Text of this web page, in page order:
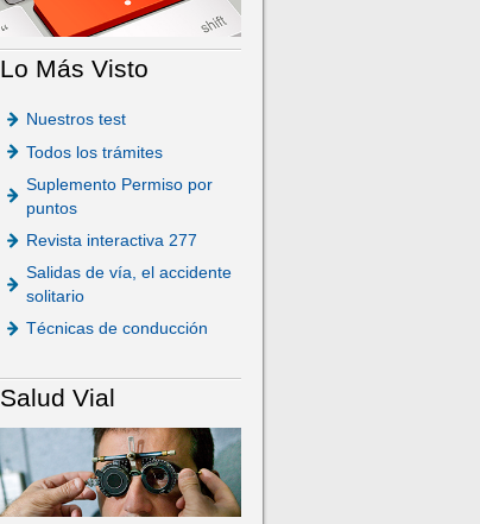
Lo Más Visto
Nuestros test
Todos los trámites
Suplemento Permiso por
puntos
Revista interactiva 277
Salidas de vía, el accidente
solitario
Técnicas de conducción
Salud Vial